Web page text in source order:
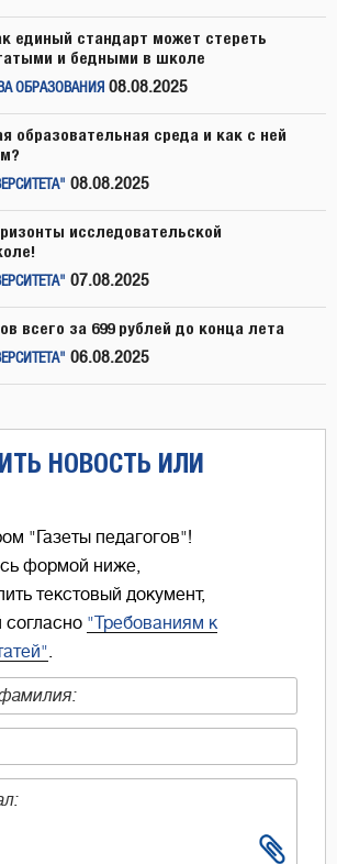
единый стандарт может стереть
и бедными в школе
ОБРАЗОВАНИЯ 08.08.2025
образовательная среда и как с ней
08.08.2025
исследовательской
07.08.2025
всего за 699 рублей до конца лета
06.08.2025
НОВОСТЬ ИЛИ
"Газеты педагогов"!
формой ниже,
текстовый документ,
"Требованиям к
.